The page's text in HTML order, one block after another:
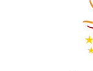
En
informations